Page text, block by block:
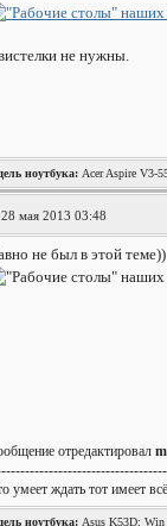
не нужны.
ноутбука:Acer Aspire V3-
28 мая 2013 03:48
не был в этой теме))
отредактировал
умеет ждать тот имеет всё
ноутбука:Asus K53D; Win